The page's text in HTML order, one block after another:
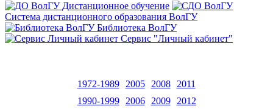
Дистанционное обучение
Система дистанционного образования ВолГУ
Библиотека ВолГУ
Сервис "Личный кабинет"
1972-1989 2005 2008
2011
1990-1999
2006 2009
2012